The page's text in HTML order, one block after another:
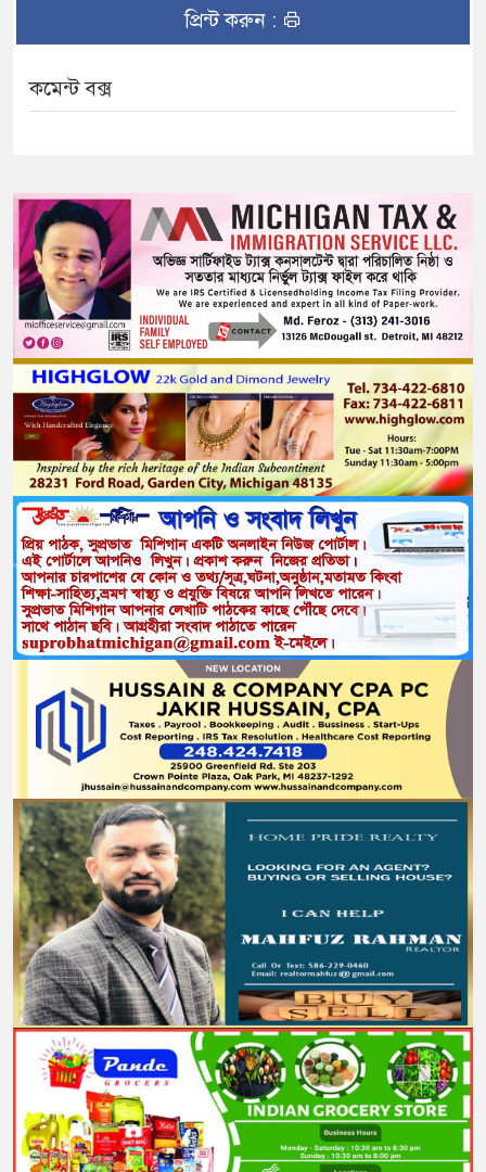
প্রিন্ট করুন :
কমেন্ট বক্স